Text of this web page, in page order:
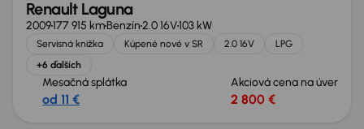
Renault Laguna
2009177 915 kmBenzín2.0 16V103 kW
Servisná knižka Kúpené nové v SR 2.0 16V
LPG
+6 ďalších
Mesačná splátka
od 11 €
Akciová cena na úver
2 800 €